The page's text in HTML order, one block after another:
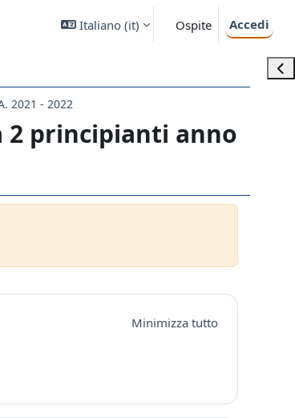
Italiano ‎(it)‎ Ospite Accedi
2021 - 2022
2 principianti anno
Minimizza tutto